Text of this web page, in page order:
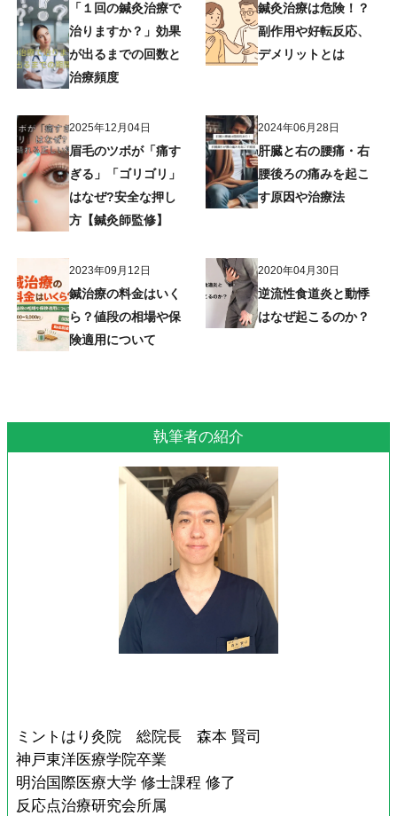
「１回の鍼灸治療で
治りますか？」効果
が出るまでの回数と
治療頻度
鍼灸治療は危険！？
副作用や好転反応、
デメリットとは
2025年12月04日
眉毛のツボが「痛す
ぎる」「ゴリゴリ」
はなぜ?安全な押し
方【鍼灸師監修】
2024年06月28日
肝臓と右の腰痛・右
腰後ろの痛みを起こ
す原因や治療法
2023年09月12日
鍼治療の料金はいく
ら？値段の相場や保
険適用について
2020年04月30日
逆流性食道炎と動悸
はなぜ起こるのか？
執筆者の紹介
ミントはり灸院 総院長 森本 賢司
神戸東洋医療学院卒業
明治国際医療大学 修士課程 修了
反応点治療研究会所属